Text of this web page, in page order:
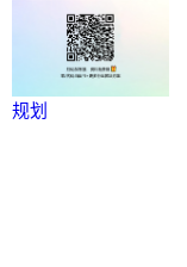
规划